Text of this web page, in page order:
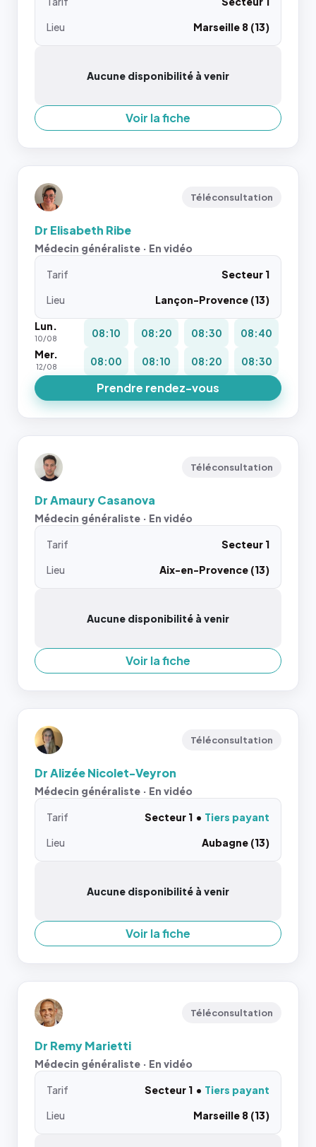
Lieu
Marseille 8 (13)
Aucune disponibilité à venir
Voir la fiche
Téléconsultation
Dr Elisabeth Ribe
Médecin généraliste · En vidéo
Tarif
Secteur 1
Lieu
Lançon-Provence (13)
Lun.
10/08 08:10 08:20 08:30
08:40
Mer.
12/08 08:00 08:10 08:20 08:30
Prendre rendez-vous
Téléconsultation
Dr Amaury Casanova
Médecin généraliste · En vidéo
Tarif
Secteur 1
Lieu
Aix-en-Provence (13)
Aucune disponibilité à venir
Voir la fiche
Téléconsultation
Dr Alizée Nicolet-Veyron
Médecin généraliste · En vidéo
Tarif Secteur 1
Tiers payant
Lieu
Aubagne (13)
Aucune disponibilité à venir
Voir la fiche
Téléconsultation
Dr Remy Marietti
Médecin généraliste · En vidéo
Tarif Secteur 1
Tiers payant
Lieu
Marseille 8 (13)